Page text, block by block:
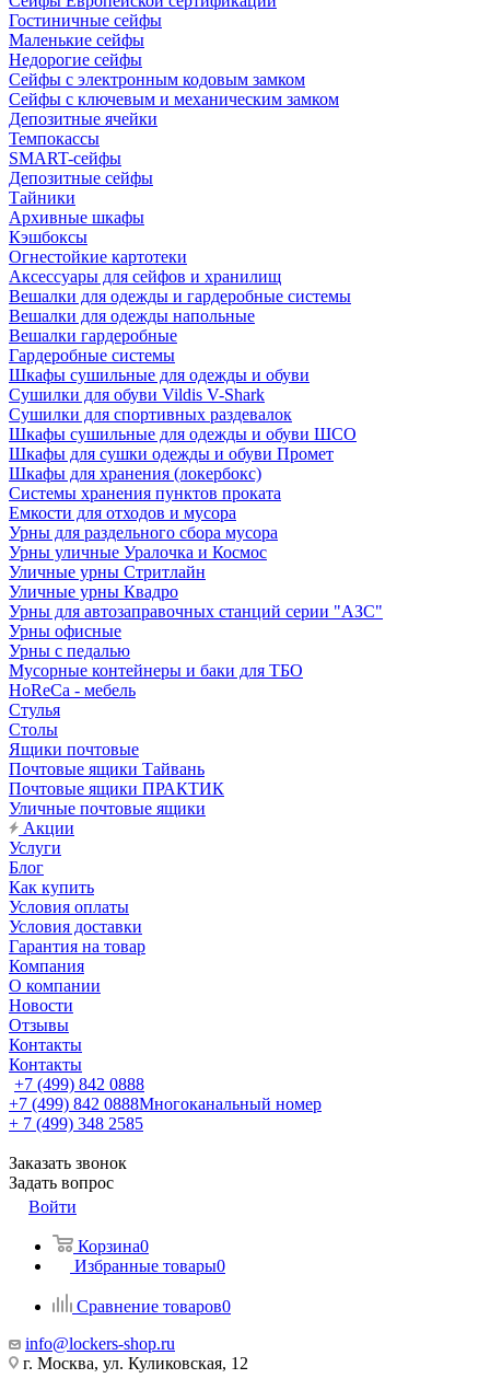
Гостиничные сейфы
Маленькие сейфы
Недорогие сейфы
Сейфы с электронным кодовым замком
Сейфы с ключевым и механическим замком
Депозитные ячейки
Темпокассы
SMART-сейфы
Депозитные сейфы
Тайники
Архивные шкафы
Кэшбоксы
Огнестойкие картотеки
Аксессуары для сейфов и хранилищ
Вешалки для одежды и гардеробные системы
Вешалки для одежды напольные
Вешалки гардеробные
Гардеробные системы
Шкафы сушильные для одежды и обуви
Сушилки для обуви Vildis V-Shark
Сушилки для спортивных раздевалок
Шкафы сушильные для одежды и обуви ШСО
Шкафы для сушки одежды и обуви Промет
Шкафы для хранения (локербокс)
Системы хранения пунктов проката
Емкости для отходов и мусора
Урны для раздельного сбора мусора
Урны уличные Уралочка и Космос
Уличные урны Стритлайн
Уличные урны Квадро
Урны для автозаправочных станций серии "АЗС"
Урны офисные
Урны с педалью
Мусорные контейнеры и баки для ТБО
HoReCa - мебель
Стулья
Столы
Ящики почтовые
Почтовые ящики Тайвань
Почтовые ящики ПРАКТИК
Уличные почтовые ящики
Акции
Услуги
Блог
Как купить
Условия оплаты
Условия доставки
Гарантия на товар
Компания
О компании
Новости
Отзывы
Контакты
Контакты
+7 (499) 842 0888
+7 (499) 842 0888Многоканальный номер
+ 7 (499) 348 2585
Заказать звонок
Задать вопрос
Войти
Корзина0
Избранные товары0
Сравнение товаров0
info@lockers-shop.ru
г. Москва, ул. Куликовская, 12